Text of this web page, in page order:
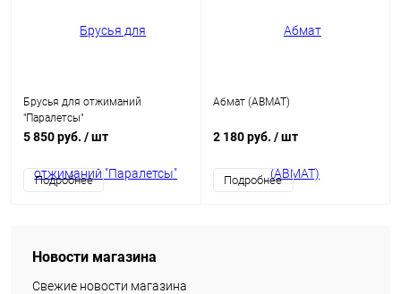
Брусья для отжиманий
"Паралетсы"
5 850 руб. / шт
Подробнее
Абмат (ABMAT)
2 180 руб. / шт
Подробнее
Новости магазина
Свежие новости магазина